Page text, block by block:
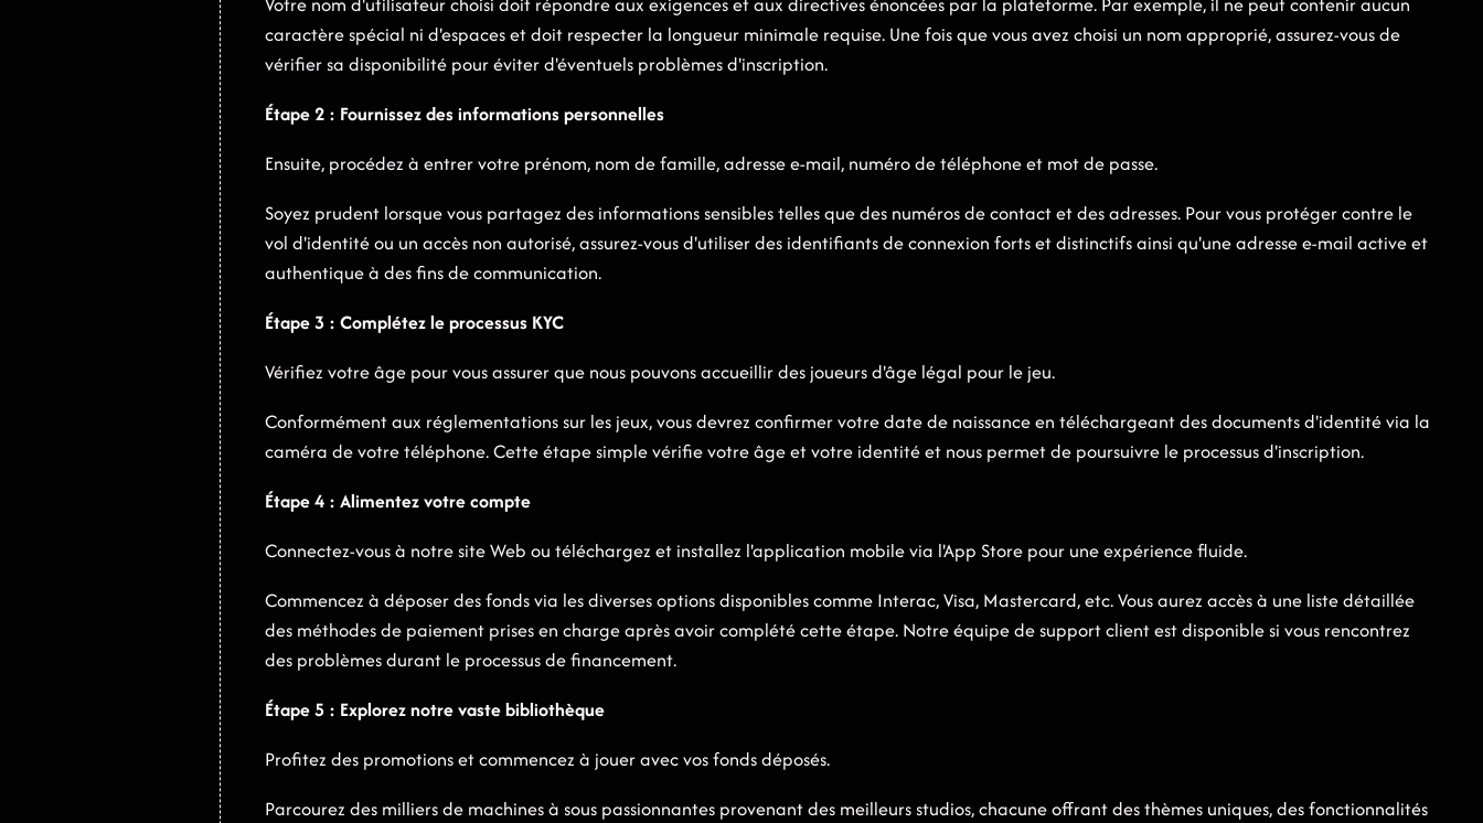
caractère spécial ni d'espaces et doit respecter la longueur minimale requise. Une fois que vous avez choisi un nom approprié, assurez-vous de
vérifier sa disponibilité pour éviter d'éventuels problèmes d'inscription.
Étape 2 : Fournissez des informations personnelles
Ensuite, procédez à entrer votre prénom, nom de famille, adresse e-mail, numéro de téléphone et mot de passe.
Soyez prudent lorsque vous partagez des informations sensibles telles que des numéros de contact et des adresses. Pour vous protéger contre le
vol d'identité ou un accès non autorisé, assurez-vous d'utiliser des identifiants de connexion forts et distinctifs ainsi qu'une adresse e-mail active et
authentique à des fins de communication.
Étape 3 : Complétez le processus KYC
Vérifiez votre âge pour vous assurer que nous pouvons accueillir des joueurs d'âge légal pour le jeu.
Conformément aux réglementations sur les jeux, vous devrez confirmer votre date de naissance en téléchargeant des documents d'identité via la
caméra de votre téléphone. Cette étape simple vérifie votre âge et votre identité et nous permet de poursuivre le processus d'inscription.
Étape 4 : Alimentez votre compte
Connectez-vous à notre site Web ou téléchargez et installez l'application mobile via l'App Store pour une expérience fluide.
Commencez à déposer des fonds via les diverses options disponibles comme Interac, Visa, Mastercard, etc. Vous aurez accès à une liste détaillée
des méthodes de paiement prises en charge après avoir complété cette étape. Notre équipe de support client est disponible si vous rencontrez
des problèmes durant le processus de financement.
Étape 5 : Explorez notre vaste bibliothèque
Profitez des promotions et commencez à jouer avec vos fonds déposés.
Parcourez des milliers de machines à sous passionnantes provenant des meilleurs studios, chacune offrant des thèmes uniques, des fonctionnalités